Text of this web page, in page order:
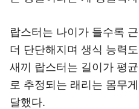
랍스터는 나이가 들수록
더 단단해지며 생식 능력
새끼 랍스터는 길이가 평
로 추정되는 래리는 몸무
달했다.